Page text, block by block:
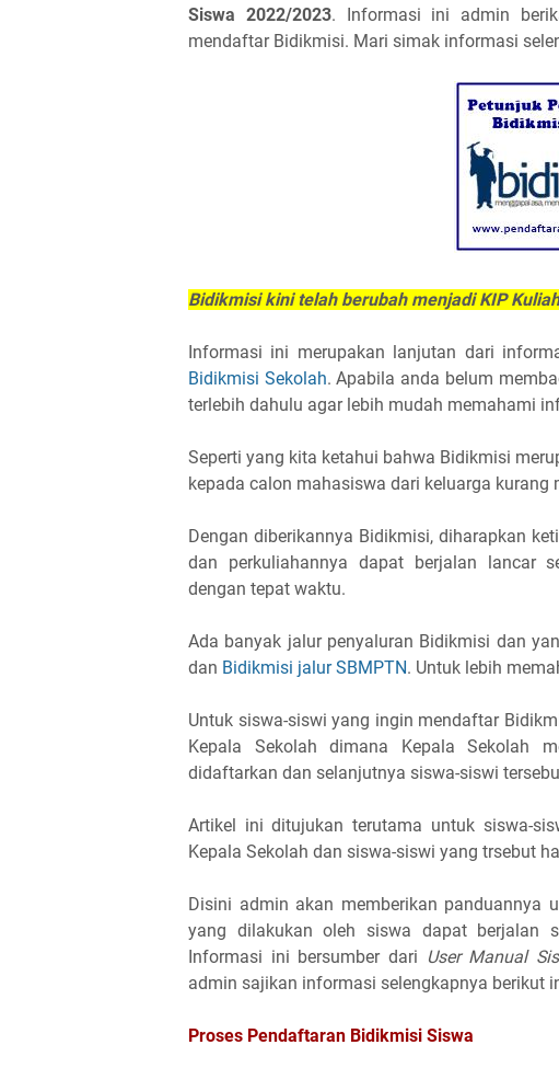
Siswa 2022/2023. Informasi ini admin
mendaftar Bidikmisi. Mari simak informasi
Bidikmisi kini telah berubah menjadi KIP Kuliah
Informasi ini merupakan lanjutan dari
Bidikmisi Sekolah. Apabila anda belum
terlebih dahulu agar lebih mudah memahami
Seperti yang kita ketahui bahwa Bidikmisi
kepada calon mahasiswa dari keluarga kurang
Dengan diberikannya Bidikmisi, diharapkan
dan perkuliahannya dapat berjalan lancar
dengan tepat waktu.
Ada banyak jalur penyaluran Bidikmisi dan
dan Bidikmisi jalur SBMPTN. Untuk lebih
Untuk siswa-siswi yang ingin mendaftar
Kepala Sekolah dimana Kepala Sekolah
didaftarkan dan selanjutnya siswa-siswi
Artikel ini ditujukan terutama untuk siswa-
Kepala Sekolah dan siswa-siswi yang trsebut
Disini admin akan memberikan panduannya
yang dilakukan oleh siswa dapat berjalan
Informasi ini bersumber dari User Manual
admin sajikan informasi selengkapnya berikut
Proses Pendaftaran Bidikmisi Siswa